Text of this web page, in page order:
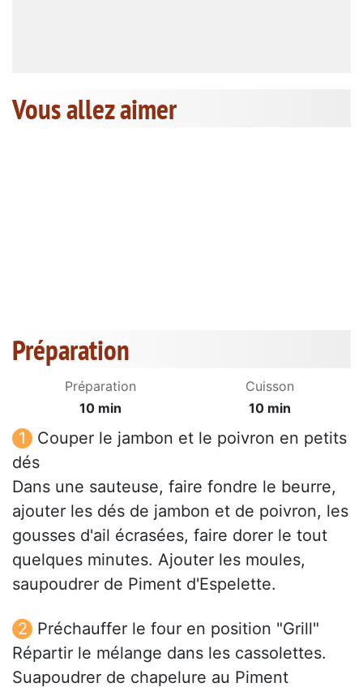
Vous allez aimer
Préparation
Préparation
10 min
Cuisson
10 min
Couper le jambon et le poivron en petits
dés
Dans une sauteuse, faire fondre le beurre,
ajouter les dés de jambon et de poivron, les
gousses d'ail écrasées, faire dorer le tout
quelques minutes. Ajouter les moules,
saupoudrer de Piment d'Espelette.
Préchauffer le four en position "Grill"
Répartir le mélange dans les cassolettes.
Suapoudrer de chapelure au Piment